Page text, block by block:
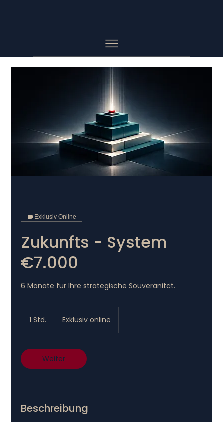
Exklusiv Online
Zukunfts - System
€7.000
6 Monate für Ihre strategische Souveränität.
1 Std.
d
Exklusiv online
Weiter
Beschreibung